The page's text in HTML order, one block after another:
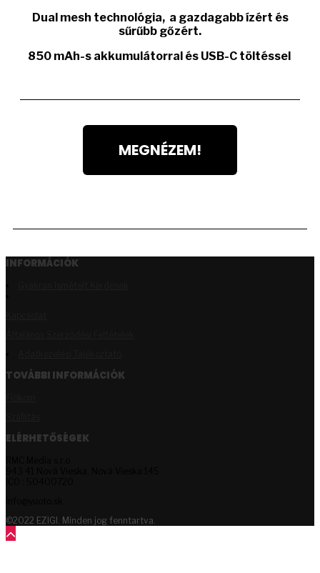
Dual mesh technológia, a gazdagabb ízért és
sűrűbb gőzért.
850 mAh-s akkumulátorralés USB-C töltéssel
MEGNÉZEM!
INFORMÁCIÓK
TOVÁBBI INFORMÁCIÓK
ELÉRHETŐSÉGEK
©2022 EZIGI. Minden jog fenntartva.